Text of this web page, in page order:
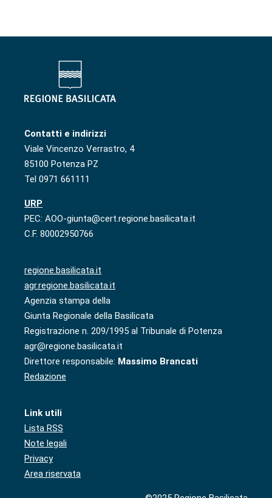
Contatti e indirizzi
Viale Vincenzo Verrastro, 4
85100 Potenza PZ
Tel 0971 661111
URP
PEC: AOO-giunta@cert.regione.basilicata.it
C.F. 80002950766
regione.basilicata.it
agr.regione.basilicata.it
Agenzia stampa della
Giunta Regionale della Basilicata
Registrazione n. 209/1995 al Tribunale di Potenza
agr@regione.basilicata.it
Direttore responsabile: Massimo Brancati
Redazione
Link utili
Lista RSS
Note legali
Privacy
Area riservata